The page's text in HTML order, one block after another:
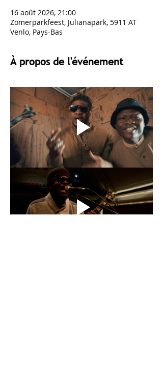
16 août 2026, 21:00
Zomerparkfeest, Julianapark, 5911 AT
Venlo, Pays-Bas
À propos de l'événement